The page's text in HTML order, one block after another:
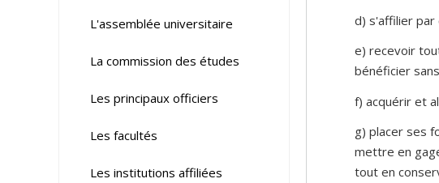
d) s'affilier
e) recevoir
bénéficier
f) acquérir et
g) placer ses
mettre en
tout en
L'assemblée universitaire
La commission des études
Les principaux officiers
Les facultés
Les institutions affiliées